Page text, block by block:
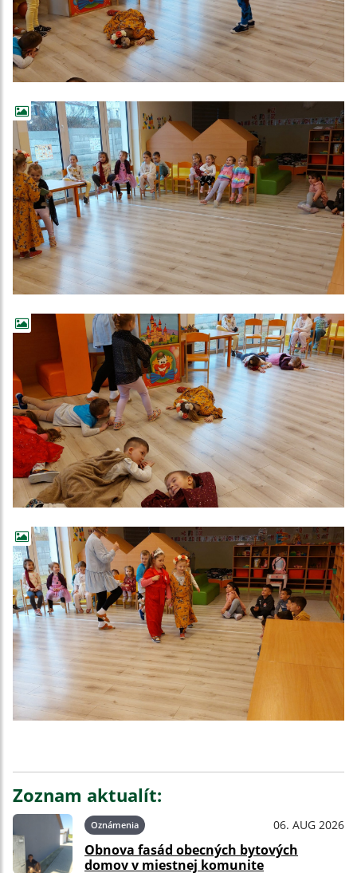
Zoznam aktualít:
Oznámenia 06. AUG 2026
Obnova fasád obecných bytových
domov v miestnej komunite